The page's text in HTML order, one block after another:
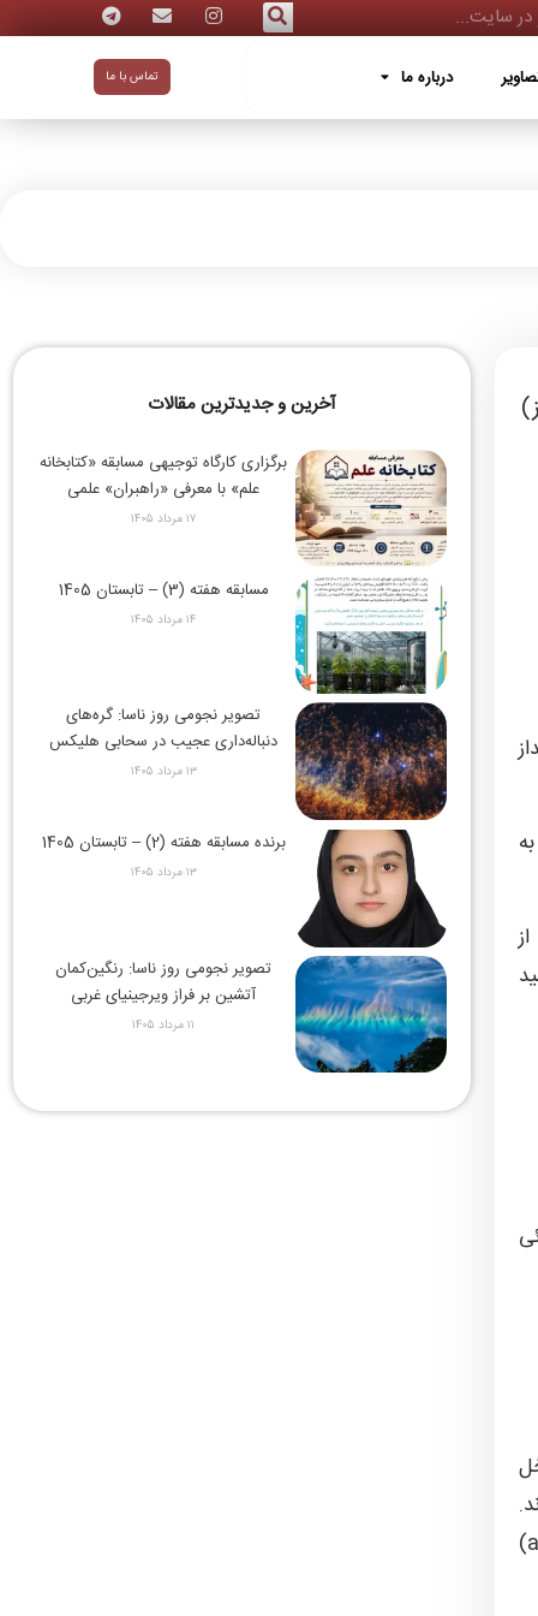
درباره ما تماس با ما
ما
” (angular momentum)
آخرین و جدیدترین مقالات
برگزاری کارگاه توجیهی مسابقه «کتابخانه
علم» با معرفی «راهبران» علمی
۱۷ مرداد ۱۴۰۵
مسابقه هفته (3) – تابستان 1405
۱۴ مرداد ۱۴۰۵
تصویر نجومی روز ناسا: گره‌های
دنباله‌داری عجیب در سحابی هلیکس
۱۳ مرداد ۱۴۰۵
برنده مسابقه هفته (2) – تابستان 1405
۱۳ مرداد ۱۴۰۵
تصویر نجومی روز ناسا: رنگین‌کمان
آتشین بر فراز ویرجینیای غربی
۱۱ مرداد ۱۴۰۵